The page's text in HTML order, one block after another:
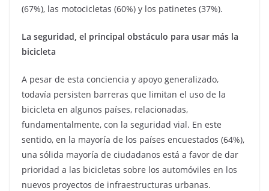
(67%), las motocicletas (60%) y los patinetes (37%).
La seguridad, el principal obstáculo para usar más la
bicicleta
A pesar de esta conciencia y apoyo generalizado,
todavía persisten barreras que limitan el uso de la
bicicleta en algunos países, relacionadas,
fundamentalmente, con la seguridad vial. En este
sentido, en la mayoría de los países encuestados (64%),
una sólida mayoría de ciudadanos está a favor de dar
prioridad a las bicicletas sobre los automóviles en los
nuevos proyectos de infraestructuras urbanas.